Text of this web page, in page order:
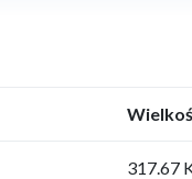
317.67